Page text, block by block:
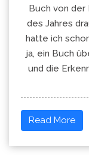
Buch von der
des Jahres
hatte ich
ja, ein Buch
und die
Read More